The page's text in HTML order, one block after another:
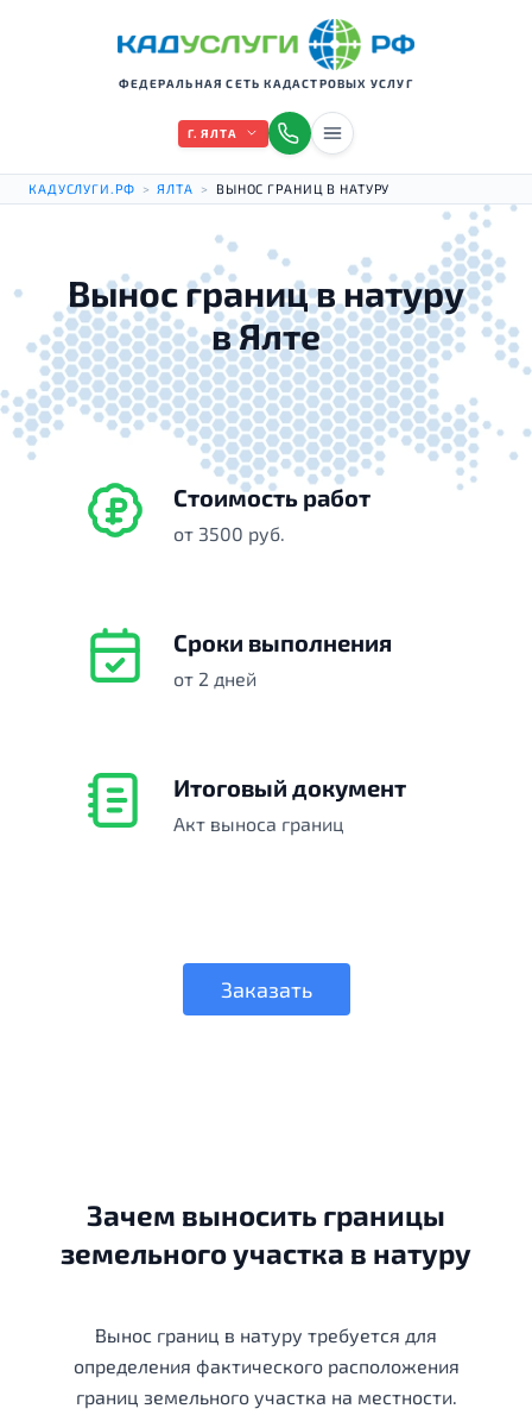
ФЕДЕРАЛЬНАЯ СЕТЬ КАДАСТРОВЫХ УСЛУГ
Г. ЯЛТА
КАДУСЛУГИ.РФ > ЯЛТА > ВЫНОС ГРАНИЦ В НАТУРУ
Вынос границ в натуру
в Ялте
Стоимость работ
от 3500 руб.
Сроки выполнения
от 2 дней
Итоговый документ
Акт выноса границ
Заказать
Зачем выносить границы
земельного участка в натуру
Вынос границ в натуру требуется для
определения фактического расположения
границ земельного участка на местности.